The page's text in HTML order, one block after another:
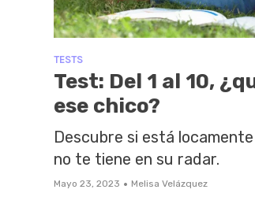
TESTS
Test: Del 1 al 10,
ese chico?
Descubre si está
no te tiene en su radar.
Mayo 23, 2023 · Melisa Velázquez